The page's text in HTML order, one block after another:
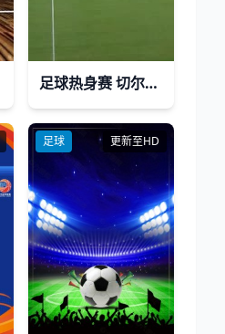
足球热身赛 切尔西VS墨西哥美洲 20240801
足球 更新至HD